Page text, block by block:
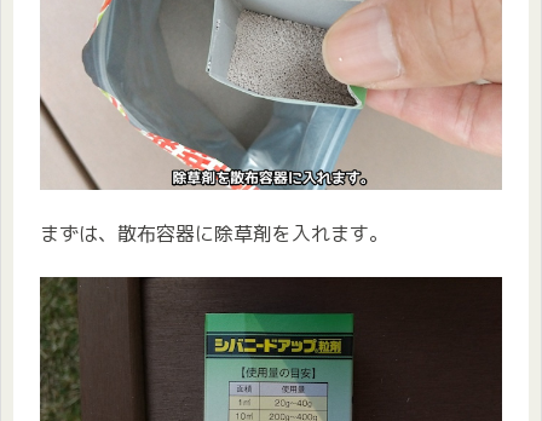
まずは、散布容器に除草剤を入れます。